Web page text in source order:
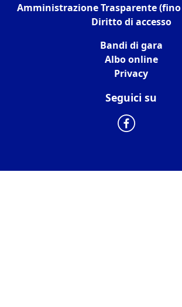
Amministrazione Trasparente (fino
Diritto di accesso
Bandi di gara
Albo online
Privacy
Seguici su